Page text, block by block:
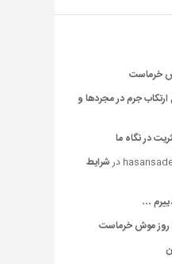
خرماست
جرم در مجردها و
در نگاه ما
درشرایط
…
روز موش خرماست